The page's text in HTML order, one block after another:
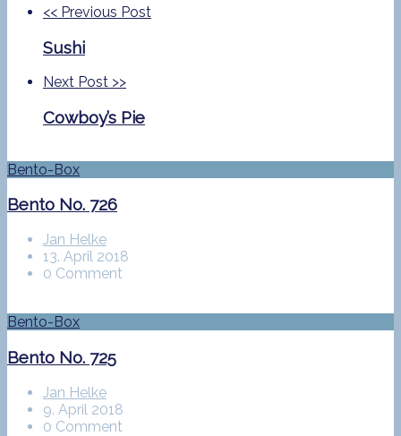
<< Previous Post
Sushi
Next Post >>
Cowboy’s Pie
Bento-Box
Bento No. 726
Jan Helke
13. April 2018
0 Comment
Bento-Box
Bento No. 725
Jan Helke
9. April 2018
0 Comment